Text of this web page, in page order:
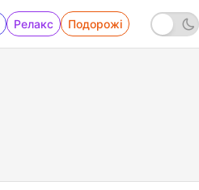
Релакс Подорожі